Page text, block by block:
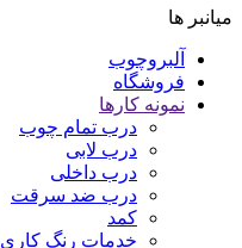
میانبر ها
آلبروچوب
فروشگاه
نمونه کارها
درب تمام چوب
درب لابی
درب داخلی
درب ضد سرقت
کمد
خدمات رنگ کاری